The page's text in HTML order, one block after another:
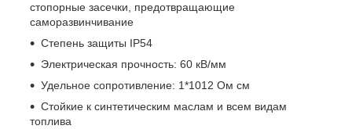
стопорные засечки, предотвращающие
саморазвинчивание
Степень защиты IP54
Электрическая прочность: 60 кВ/мм
Удельное сопротивление: 1*1012 Ом см
Стойкие к синтетическим маслам и всем видам
топлива